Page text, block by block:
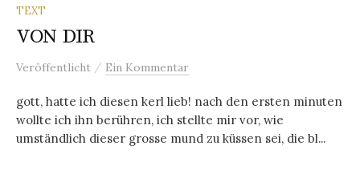
TEXT
VON DIR
Veröffentlicht / Ein Kommentar
gott, hatte ich diesen kerl lieb! nach den ersten minuten
wollte ich ihn berühren, ich stellte mir vor, wie
umständlich dieser grosse mund zu küssen sei, die bl...